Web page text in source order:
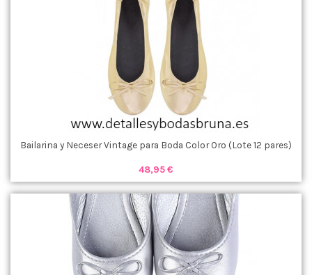
Bailarina y Neceser Vintage para Boda Color Oro (Lote 12 pares)
48,95 €